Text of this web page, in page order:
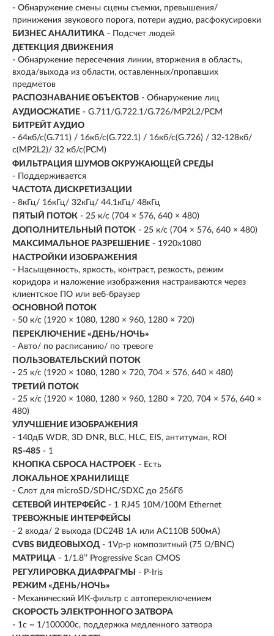
- Обнаружение смены сцены съемки, превышения/
принижения звукового порога, потери аудио, расфокусировки
БИЗНЕС АНАЛИТИКА - Подсчет людей
ДЕТЕКЦИЯ ДВИЖЕНИЯ
- Обнаружение пересечения линии, вторжения в область,
входа/выхода из области, оставленных/пропавших
предметов
РАСПОЗНАВАНИЕ ОБЪЕКТОВ - Обнаружение лиц
АУДИОСЖАТИЕ - G.711/G.722.1/G.726/MP2L2/PCM
БИТРЕЙТ АУДИО
- 64кб/с(G.711) / 16кб/с(G.722.1) / 16кб/с(G.726) / 32-128кб/
с(MP2L2)/ 32 кб/с(PCM)
ФИЛЬТРАЦИЯ ШУМОВ ОКРУЖАЮЩЕЙ СРЕДЫ
- Поддерживается
ЧАСТОТА ДИСКРЕТИЗАЦИИ
- 8кГц/ 16кГц/ 32кГц/ 44.1кГц/ 48кГц
ПЯТЫЙ ПОТОК - 25 к/с (704 × 576, 640 × 480)
ДОПОЛНИТЕЛЬНЫЙ ПОТОК - 25 к/с (704 × 576, 640 × 480)
МАКСИМАЛЬНОЕ РАЗРЕШЕНИЕ - 1920х1080
НАСТРОЙКИ ИЗОБРАЖЕНИЯ
- Насыщенность, яркость, контраст, резкость, режим
коридора и наложение изображения настраиваются через
клиентское ПО или веб-браузер
ОСНОВНОЙ ПОТОК
- 50 к/с (1920 × 1080, 1280 × 960, 1280 × 720)
ПЕРЕКЛЮЧЕНИЕ «ДЕНЬ/НОЧЬ»
- Авто/ по расписанию/ по тревоге
ПОЛЬЗОВАТЕЛЬСКИЙ ПОТОК
- 25 к/с (1920 × 1080, 1280 × 720, 704 × 576, 640 × 480)
ТРЕТИЙ ПОТОК
- 25 к/с (1920 × 1080, 1280 × 960, 1280 × 720, 704 × 576, 640 ×
480)
УЛУЧШЕНИЕ ИЗОБРАЖЕНИЯ
- 140дБ WDR, 3D DNR, BLC, HLC, EIS, антитуман, ROI
RS-485 - 1
КНОПКА СБРОСА НАСТРОЕК - Есть
ЛОКАЛЬНОЕ ХРАНИЛИЩЕ
- Слот для microSD/SDHC/SDXC до 256Гб
СЕТЕВОЙ ИНТЕРФЕЙС - 1 RJ45 10M/100M Ethernet
ТРЕВОЖНЫЕ ИНТЕРФЕЙСЫ
- 2 входа/ 2 выхода (DC24В 1A или AC110В 500мA)
CVBS ВИДЕОВЫХОД - 1Vp-p композитный (75 Ω/BNC)
МАТРИЦА - 1/1.8’’ Progressive Scan CMOS
РЕГУЛИРОВКА ДИАФРАГМЫ
- P-Iris
РЕЖИМ «ДЕНЬ/НОЧЬ»
- Механический ИК-фильтр с автопереключением
СКОРОСТЬ ЭЛЕКТРОННОГО ЗАТВОРА
- 1с ~ 1/100000с, поддержка медленного затвора